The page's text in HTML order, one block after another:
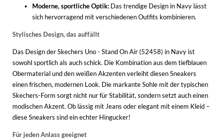
Moderne, sportliche Optik: Das trendige Design in Navy lässt
sich hervorragend mit verschiedenen Outfits kombinieren.
Stylisches Design, das auffällt
Das Design der Skechers Uno - Stand On Air (52458) in Navy ist
sowohl sportlich als auch schick. Die Kombination aus dem tiefblauen
Obermaterial und den weißen Akzenten verleiht diesen Sneakers
einen frischen, modernen Look. Die markante Sohle mit der typischen
Skechers-Form sorgt nicht nur für Stabilität, sondern setzt auch einen
modischen Akzent. Ob lässig mit Jeans oder elegant mit einem Kleid –
diese Sneakers sind ein echter Hingucker!
Für jeden Anlass geeignet